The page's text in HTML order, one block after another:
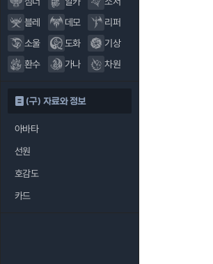
블레
데모
리퍼
소울
도화
기상
환수
가나 차원
(구) 자료와 정보
아바타
선원
호감도
카드